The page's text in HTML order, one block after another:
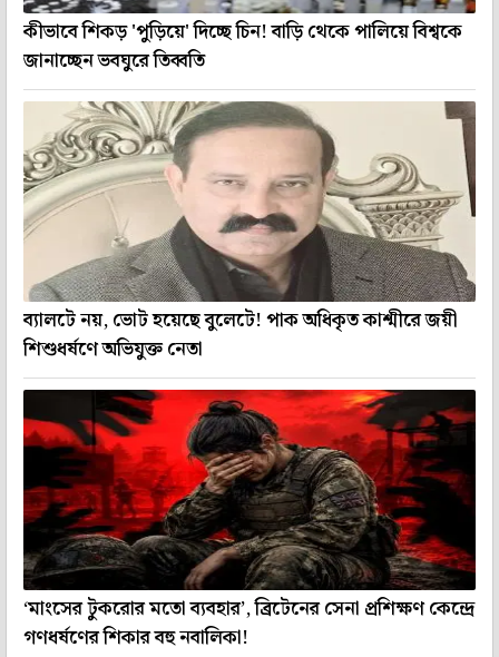
কীভাবে শিকড় 'পুড়িয়ে' দিচ্ছে চিন! বাড়ি থেকে পালিয়ে বিশ্বকে
জানাচ্ছেন ভবঘুরে তিব্বতি
ব্যালটে নয়, ভোট হয়েছে বুলেটে! পাক অধিকৃত কাশ্মীরে জয়ী
শিশুধর্ষণে অভিযুক্ত নেতা
‘মাংসের টুকরোর মতো ব্যবহার’, ব্রিটেনের সেনা প্রশিক্ষণ কেন্দ্রে
গণধর্ষণের শিকার বহু নবালিকা!